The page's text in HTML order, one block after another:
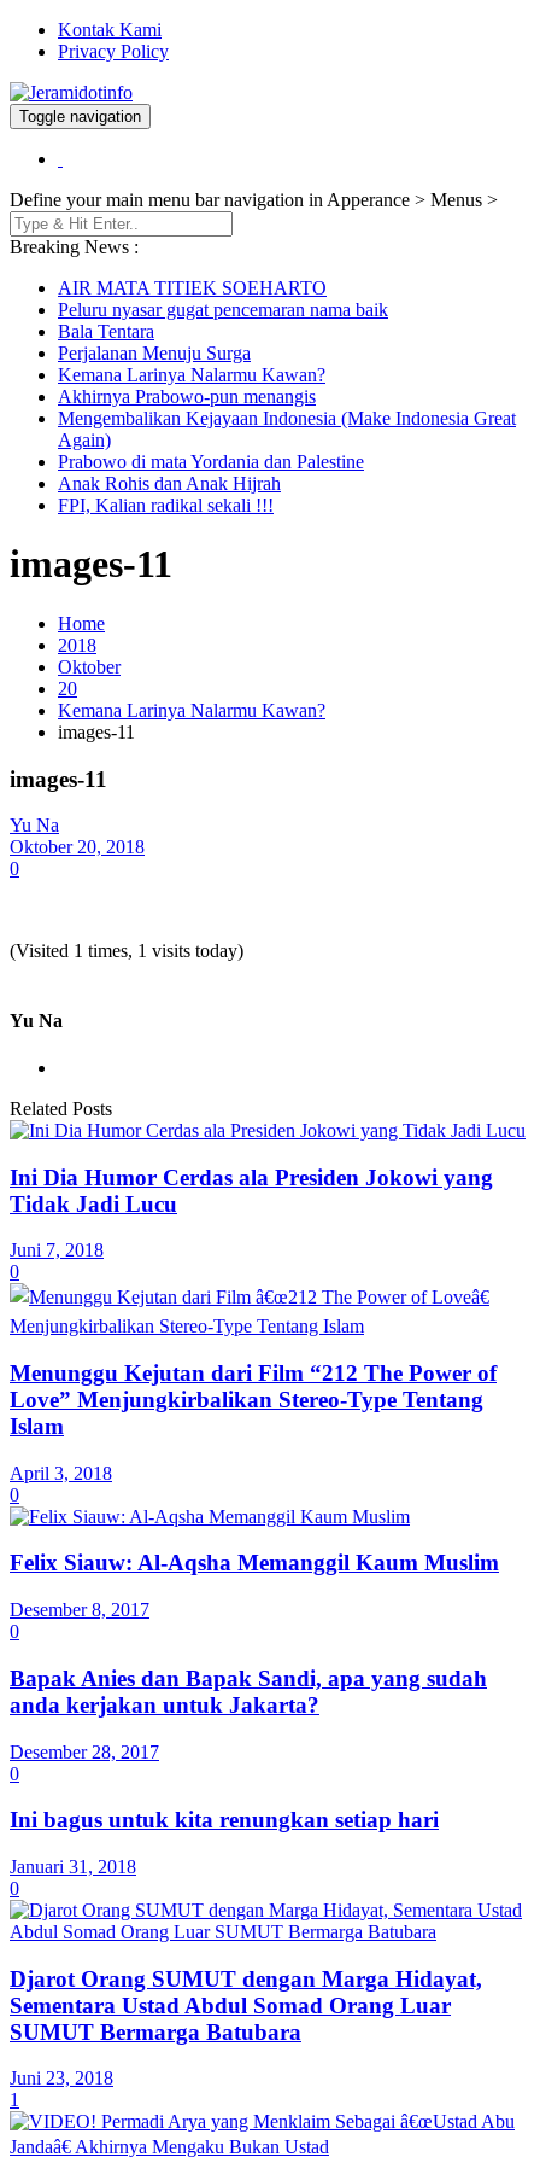
Kontak Kami
Privacy Policy
Jeramidotinfo
Berita dan Informasi Terkini
Toggle navigation
Define your main menu bar navigation in Apperance > Menus >
Breaking News :
AIR MATA TITIEK SOEHARTO
Peluru nyasar gugat pencemaran nama baik
Bala Tentara
Perjalanan Menuju Surga
Kemana Larinya Nalarmu Kawan?
Akhirnya Prabowo-pun menangis
Mengembalikan Kejayaan Indonesia (Make Indonesia Great
Again)
Prabowo di mata Yordania dan Palestine
Anak Rohis dan Anak Hijrah
FPI, Kalian radikal sekali !!!
images-11
Home
2018
Oktober
20
Kemana Larinya Nalarmu Kawan?
images-11
images-11
Yu Na
Oktober 20, 2018
0
(Visited 1 times, 1 visits today)
Yu Na
Related Posts
Ini Dia Humor Cerdas ala Presiden Jokowi yang
Tidak Jadi Lucu
Juni 7, 2018
0
Menunggu Kejutan dari Film “212 The Power of
Love” Menjungkirbalikan Stereo-Type Tentang
Islam
April 3, 2018
0
Felix Siauw: Al-Aqsha Memanggil Kaum Muslim
Desember 8, 2017
0
Bapak Anies dan Bapak Sandi, apa yang sudah
anda kerjakan untuk Jakarta?
Desember 28, 2017
0
Ini bagus untuk kita renungkan setiap hari
Januari 31, 2018
0
Djarot Orang SUMUT dengan Marga Hidayat,
Sementara Ustad Abdul Somad Orang Luar
SUMUT Bermarga Batubara
Juni 23, 2018
1